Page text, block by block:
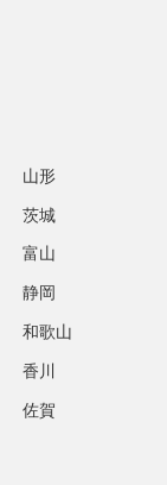
山形
茨城
富山
静岡
和歌山
香川
佐賀